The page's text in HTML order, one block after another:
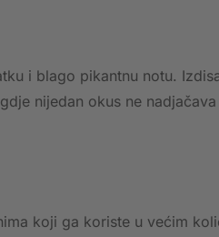
i blago pikantnu notu.
nijedan okus ne
koji ga koriste u većim